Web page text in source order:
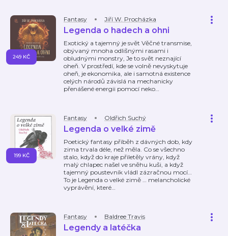
Fantasy Jiří W. Procházka
Legenda o hadech a ohni
Exotický a tajemný je svět Věčné transmise,
obývaný mnoha odlišnými rasami i
obludnými monstry, Je to svět neznající
oheň. V prostředí, kde se volně nevyskytuje
oheň, je ekonomika, ale i samotná existence
celých národů závislá na mechanicky
přenášené energii pomocí neko…
249 KČ
Fantasy Oldřich Suchý
Legenda o velké zimě
Poetický fantasy příběh z dávných dob, kdy
zima trvala déle, než měla. Co se všechno
stalo, když do kraje přiletěly vrány, když
malý chlapec našel ve sněhu kuši, a když
tajemný poustevník vládl zázračnou mocí…
To je Legenda o velké zimě … melancholické
vyprávění, které…
199 KČ
Fantasy Baldree Travis
Legendy a latéčka